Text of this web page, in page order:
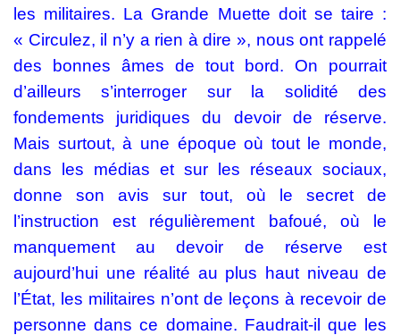
les militaires. La Grande Muette doit se taire :
« Circulez, il n’y a rien à dire », nous ont rappelé
des bonnes âmes de tout bord. On pourrait
d’ailleurs s’interroger sur la solidité des
fondements juridiques du devoir de réserve.
Mais surtout, à une époque où tout le monde,
dans les médias et sur les réseaux sociaux,
donne son avis sur tout, où le secret de
l’instruction est régulièrement bafoué, où le
manquement au devoir de réserve est
aujourd’hui une réalité au plus haut niveau de
l’État, les militaires n’ont de leçons à recevoir de
personne dans ce domaine. Faudrait-il que les